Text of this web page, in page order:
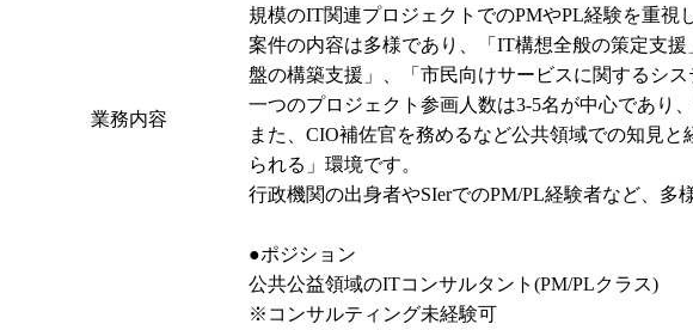
業務内容
規模のIT関連プロジェクトでのPMやPL経験を重視
案件の内容は多様であり、「IT構想全般の策定支
盤の構築支援」、「市民向けサービスに関するシ
一つのプロジェクト参画人数は3-5名が中心であり
また、CIO補佐官を務めるなど公共領域での知見
られる」環境です。
行政機関の出身者やSIerでのPM/PL経験者など、多
●ポジション
公共公益領域のITコンサルタント(PM/PLクラス)
※コンサルティング未経験可